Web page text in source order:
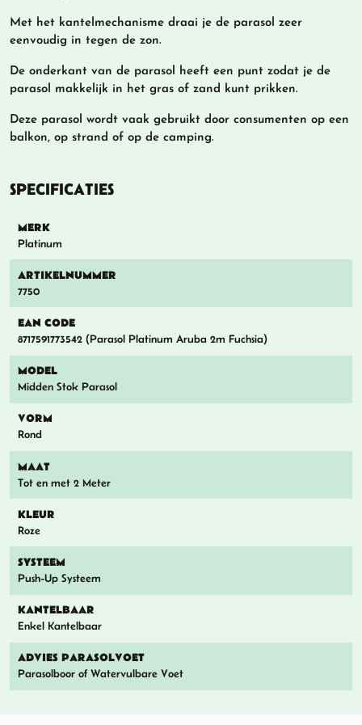
Met het kantelmechanisme draai je de parasol zeer
eenvoudig in tegen de zon.
De onderkant van de parasol heeft een punt zodat je de
parasol makkelijk in het gras of zand kunt prikken.
Deze parasol wordt vaak gebruikt door consumenten op een
balkon, op strand of op de camping.
SPECIFICATIES
MERK
Platinum
ARTIKELNUMMER
7750
EAN CODE
8717591773542 (Parasol Platinum Aruba 2m Fuchsia)
MODEL
Midden Stok Parasol
VORM
Rond
MAAT
Tot en met 2 Meter
KLEUR
Roze
SYSTEEM
Push-Up Systeem
KANTELBAAR
Enkel Kantelbaar
ADVIES PARASOLVOET
Parasolboor of Watervulbare Voet